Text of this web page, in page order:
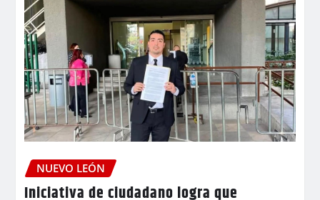
NUEVO LEÓN
Iniciativa de ciudadano logra que